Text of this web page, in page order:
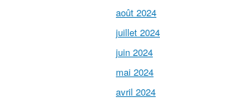
août 2024
juillet 2024
juin 2024
mai 2024
avril 2024